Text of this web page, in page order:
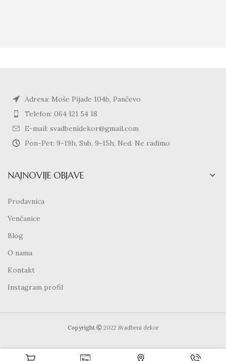
Adresa: Moše Pijade 104b, Pančevo
Telefon: 064 121 54 18
E-mail: svadbenidekor@gmail.com
Pon-Pet: 9-19h, Sub. 9-15h, Ned. Ne radimo
NAJNOVIJE OBJAVE
Prodavnica
Venčanice
Blog
O nama
Kontakt
Instagram profil
Copyright 2022 Svadbeni dekor